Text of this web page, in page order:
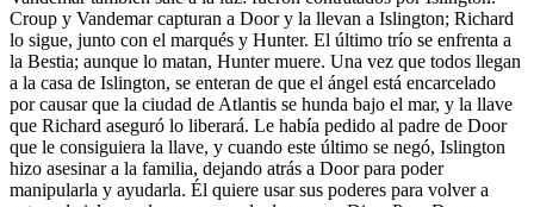
Croup y Vandemar capturan a Door y la llevan a Islington; Richard
lo sigue, junto con el marqués y Hunter. El último trío se enfrenta a
la Bestia; aunque lo matan, Hunter muere. Una vez que todos llegan
a la casa de Islington, se enteran de que el ángel está encarcelado
por causar que la ciudad de Atlantis se hunda bajo el mar, y la llave
que Richard aseguró lo liberará. Le había pedido al padre de Door
que le consiguiera la llave, y cuando este último se negó, Islington
hizo asesinar a la familia, dejando atrás a Door para poder
manipularla y ayudarla. Él quiere usar sus poderes para volver a